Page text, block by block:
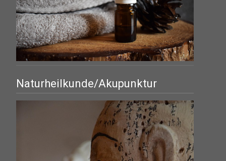
Naturheilkunde/Akupunktur